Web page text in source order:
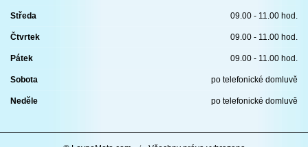
Středa 09.00 - 11.00 hod.
Čtvrtek 09.00 - 11.00 hod.
Pátek 09.00 - 11.00 hod.
Sobota po telefonické domluvě
Neděle po telefonické domluvě